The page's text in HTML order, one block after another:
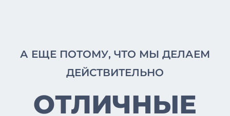
А ЕЩЕ ПОТОМУ, ЧТО МЫ ДЕЛАЕМ
ДЕЙСТВИТЕЛЬНО
ОТЛИЧНЫЕ